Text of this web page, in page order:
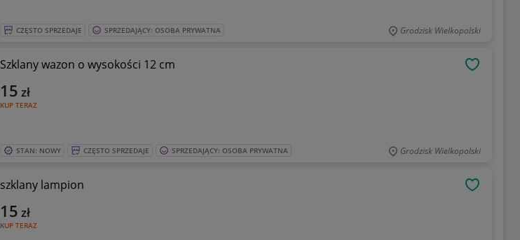
CZĘSTO SPRZEDAJE SPRZEDAJĄCY: OSOBA PRYWATNA Grodzisk Wielkopolski
Szklany wazon o wysokości 12 cm
KUP TERAZ
15 zł
STAN: NOWY CZĘSTO SPRZEDAJE SPRZEDAJĄCY: OSOBA PRYWATNA Grodzisk Wielkopolski
szklany lampion
KUP TERAZ
15 zł